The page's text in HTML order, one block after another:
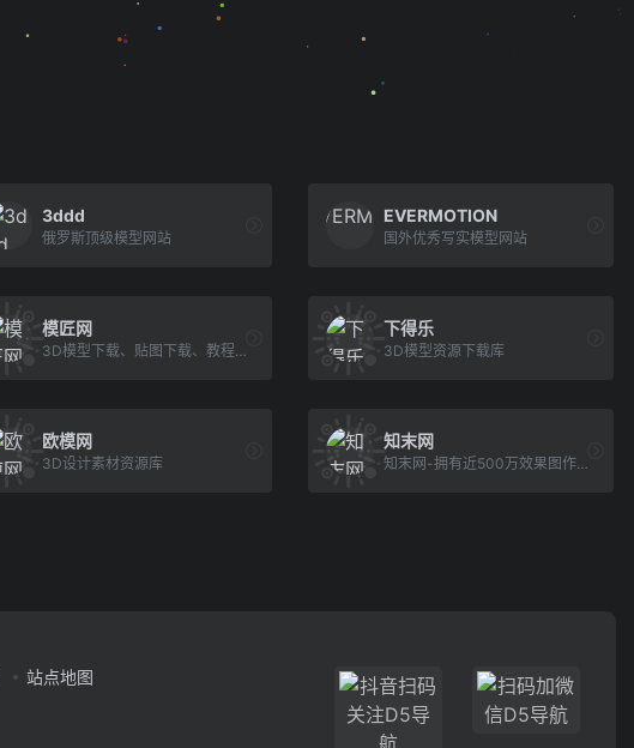
3ddd
俄罗斯顶级模型网站
EVERMOTION
国外优秀写实模型网站
模匠网
3D模型下载、贴图下载、教程下载
下得乐
3D模型资源下载库
欧模网
3D设计素材资源库
知末网
知末网-拥有近500万效果图作品,提供3d模型,su模型,材质贴图,cad图纸,软件/插件等素材下载.是帮助设计师提升工作效率,学习成长,开拓眼界的交流社区.
站点地图